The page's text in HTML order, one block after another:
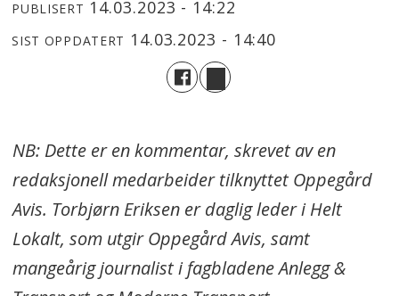
PUBLISERT 14.03.2023 - 14:22
SIST OPPDATERT 14.03.2023 - 14:40
NB: Dette er en kommentar, skrevet av en
redaksjonell medarbeider tilknyttet Oppegård
Avis. Torbjørn Eriksen er daglig leder i Helt
Lokalt, som utgir Oppegård Avis, samt
mangeårig journalist i fagbladene Anlegg &